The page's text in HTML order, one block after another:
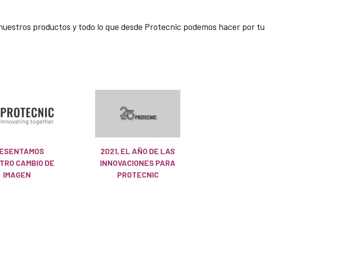
productos y todo lo que desde Protecnic podemos hacer por tu
CAMBIO DE
IMAGEN
2021, EL AÑO DE LAS
INNOVACIONES PARA
PROTECNIC